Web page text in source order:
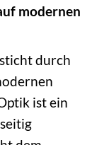
modernen
durch
ist ein